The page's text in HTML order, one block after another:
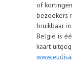
of
bezoekers
bruikbaar
België is
kaart